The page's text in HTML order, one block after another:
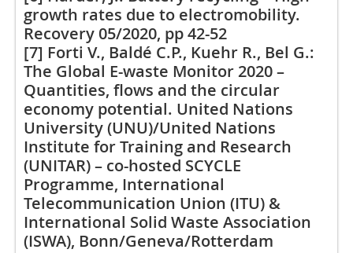
growth rates due to electromobility.
Recovery 05/2020, pp 42-52
[7] Forti V., Baldé C.P., Kuehr R., Bel G.:
The Global E-waste Monitor 2020 –
Quantities, flows and the circular
economy potential. United Nations
University (UNU)/United Nations
Institute for Training and Research
(UNITAR) – co-hosted SCYCLE
Programme, International
Telecommunication Union (ITU) &
International Solid Waste Association
(ISWA), Bonn/Geneva/Rotterdam